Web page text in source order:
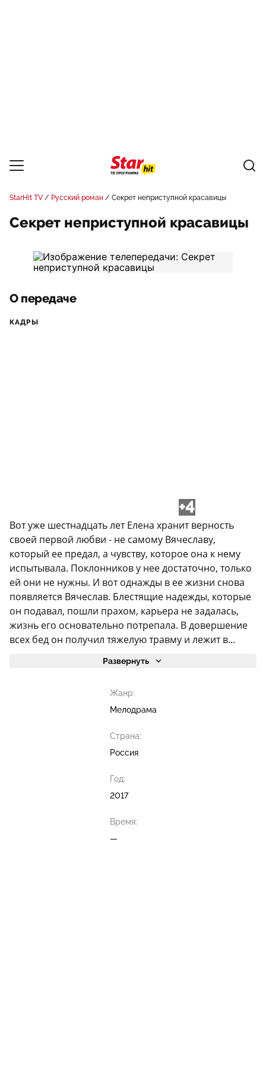
StarHit TV Русский роман Секрет неприступной красавицы
Секрет неприступной красавицы
О передаче
КАДРЫ
+4
Вот уже шестнадцать лет Елена хранит верность
своей первой любви - не самому Вячеславу,
который ее предал, а чувству, которое она к нему
испытывала. Поклонников у нее достаточно, только
ей они не нужны. И вот однажды в ее жизни снова
появляется Вячеслав. Блестящие надежды, которые
он подавал, пошли прахом, карьера не задалась,
жизнь его основательно потрепала. В довершение
всех бед он получил тяжелую травму и лежит в...
Развернуть
Жанр:
Мелодрама
Страна:
Россия
Год:
2017
Время:
—